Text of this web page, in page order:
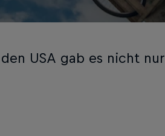
USA gab es nicht nur